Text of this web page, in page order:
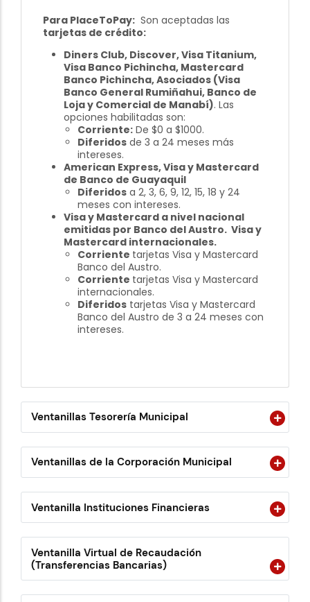
Para PlaceToPay:Son aceptadas las
tarjetas de crédito:
Diners Club, Discover, Visa Titanium,
Visa Banco Pichincha, Mastercard
Banco Pichincha, Asociados (Visa
Banco General Rumiñahui, Banco de
Loja y Comercial de Manabí). Las
opciones habilitadas son:
Corriente:De $0 a $1000.
Diferidosde 3 a 24 meses más
intereses.
American Express, Visa y Mastercard
de Banco de Guayaquil
Diferidosa 2, 3, 6, 9, 12, 15, 18 y 24
meses con intereses.
Visa y Mastercard a nivel nacional
emitidas por Banco del Austro. Visa y
Mastercard internacionales.
Corriente tarjetas Visa y Mastercard
Banco del Austro.
Corriente tarjetas Visa y Mastercard
internacionales.
Diferidostarjetas Visa y Mastercard
Banco del Austro de 3 a 24 meses con
intereses.
Ventanillas Tesorería Municipal
Ventanillas de la Corporación Municipal
Ventanilla Instituciones Financieras
Ventanilla Virtual de Recaudación
(Transferencias Bancarias)